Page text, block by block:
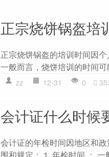
正宗烧饼锅盔培
正宗烧饼锅盔的培训时间因
一般而言，烧饼培训的时间
zz 12-31 0
会计证什么时候
会计证的年检时间因地区和
围和规定： 1. 年检时间 ：